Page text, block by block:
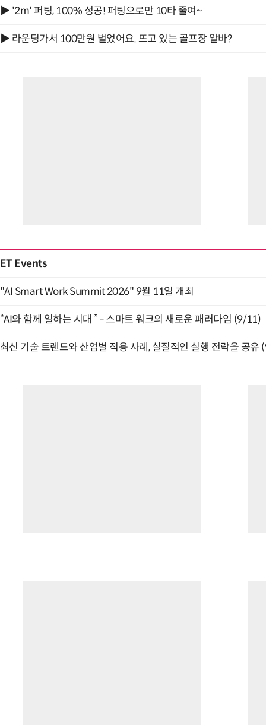
▶ '2m' 퍼팅, 100% 성공! 퍼팅으로만 10타 줄여~
▶ 라운딩가서 100만원 벌었어요. 뜨고 있는 골프장 알바?
ET Events
"AI Smart Work Summit 2026" 9월 11일 개최
“AI와 함께 일하는 시대 ” - 스마트 워크의 새로운 패러다임 (9/11)
최신 기술 트렌드와 산업별 적용 사례, 실질적인 실행 전략을 공유